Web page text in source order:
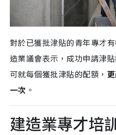
對於已獲批津貼的青年專才
造業議會表示，成功申請津
可就每個獲批津貼的配額，
一次 。
建造業專才培